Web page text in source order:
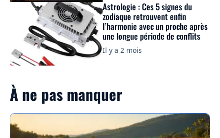
Astrologie : Ces 5 signes du
zodiaque retrouvent enfin
l’harmonie avec un proche après
une longue période de conflits
Il y a 2 mois
À ne pas manquer